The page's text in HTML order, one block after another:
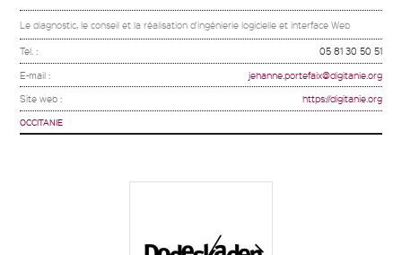
Le diagnostic, le conseil et la réalisation d'ingénierie logicielle et interface Web
Tel. : 05 81 30 50 51
E-mail : jehanne.portefaix@digitanie.org
Site web : https://digitanie.org
OCCITANIE